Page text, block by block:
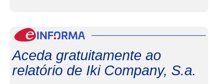
Aceda gratuitamente ao
relatório de Iki Company, S.a.